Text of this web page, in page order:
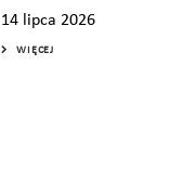
14 lipca 2026
WIĘCEJ